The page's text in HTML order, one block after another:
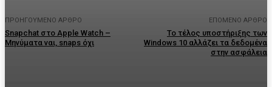
ΠΡΟΗΓΟΎΜΕΝΟ ΆΡΘΡΟ
Snapchat στο Apple Watch –
Μηνύματα ναι, snaps όχι
ΕΠΌΜΕΝΟ ΆΡΘΡΟ
Το τέλος υποστήριξης των
Windows 10 αλλάζει τα δεδομένα
στην ασφάλεια